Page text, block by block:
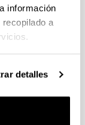
información
a
detalles
ventana)